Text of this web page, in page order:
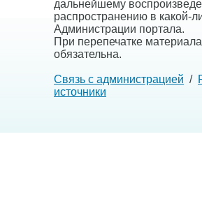
дальнейшему
распространению в какой-
Администрации портала.
При перепечатке
обязательна.
Связь с администрацией /
источники